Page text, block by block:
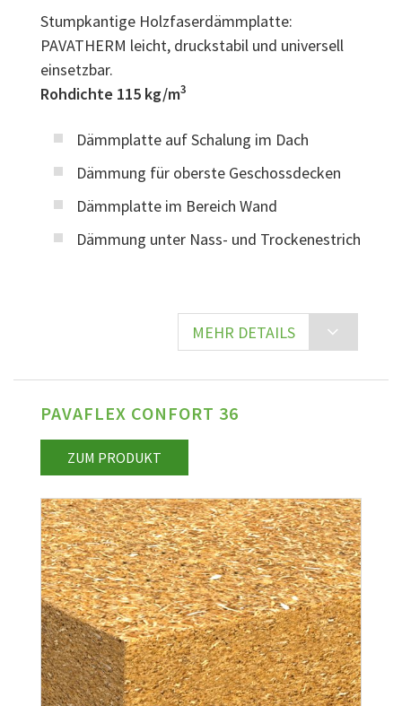
Stumpkantige Holzfaserdämmplatte:
PAVATHERM leicht, druckstabil und universell
einsetzbar.
Rohdichte 115 kg/m3
Dämmplatte auf Schalung im Dach
Dämmung für oberste Geschossdecken
Dämmplatte im Bereich Wand
Dämmung unter Nass- und Trockenestrich
MEHR DETAILS
PAVAFLEX CONFORT 36
ZUM PRODUKT